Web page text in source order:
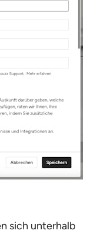
sich unterhalb